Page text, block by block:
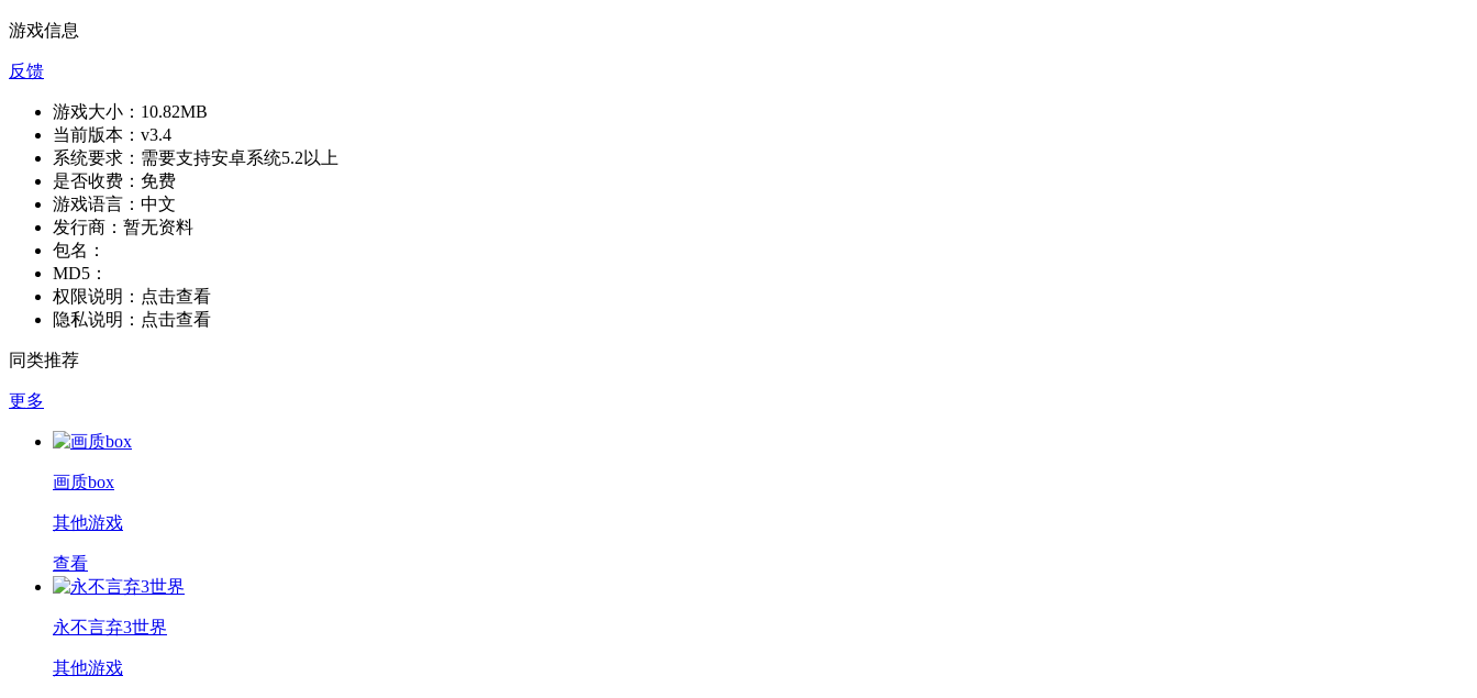
游戏信息
反馈
游戏大小： 10.82MB
当前版本： v3.4
系统要求： 需要支持安卓系统5.2以上
是否收费： 免费
游戏语言： 中文
发行商： 暂无资料
包名：
MD5：
权限说明： 点击查看
隐私说明： 点击查看
同类推荐
更多
画质box
其他游戏
查看
永不言弃3世界
其他游戏